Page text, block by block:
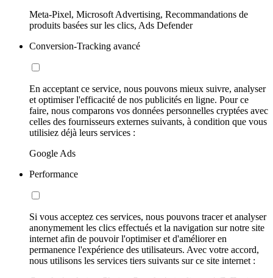
Meta-Pixel, Microsoft Advertising, Recommandations de
produits basées sur les clics, Ads Defender
Conversion-Tracking avancé
En acceptant ce service, nous pouvons mieux suivre, analyser
et optimiser l'efficacité de nos publicités en ligne. Pour ce
faire, nous comparons vos données personnelles cryptées avec
celles des fournisseurs externes suivants, à condition que vous
utilisiez déjà leurs services :
Google Ads
Performance
Si vous acceptez ces services, nous pouvons tracer et analyser
anonymement les clics effectués et la navigation sur notre site
internet afin de pouvoir l'optimiser et d'améliorer en
permanence l'expérience des utilisateurs. Avec votre accord,
nous utilisons les services tiers suivants sur ce site internet :